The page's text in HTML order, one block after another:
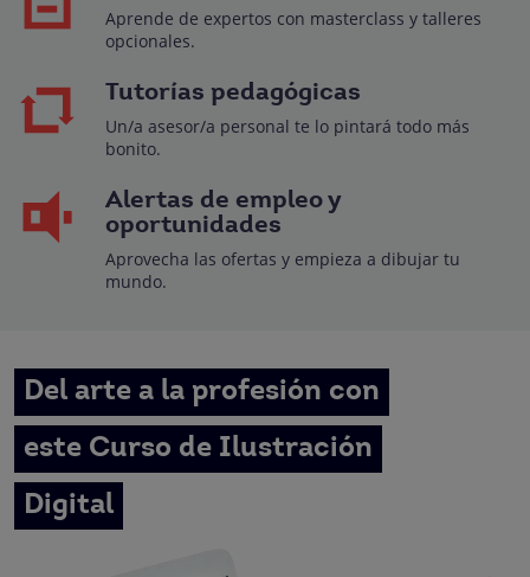
Aprende de expertos con masterclass y talleres
opcionales.
Tutorías pedagógicas
Un/a asesor/a personal te lo pintará todo más
bonito.
Alertas de empleo y
oportunidades
Aprovecha las ofertas y empieza a dibujar tu
mundo.
Del arte a la profesión con
este Curso de Ilustración
Digital